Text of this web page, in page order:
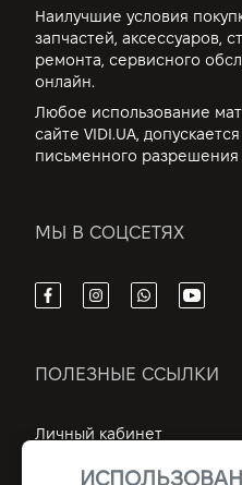
Наилучшие условия
запчастей, аксессуаров,
ремонта, сервисного
онлайн.
Любое использование
сайте VIDI.UA,
письменного разрешения
МЫ В СОЦСЕТЯХ
ПОЛЕЗНЫЕ ССЫЛКИ
Личный кабинет
Контакты